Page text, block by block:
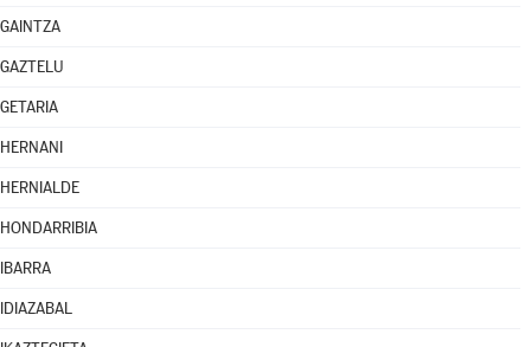
GAINTZA
GAZTELU
GETARIA
HERNANI
HERNIALDE
HONDARRIBIA
IBARRA
IDIAZABAL